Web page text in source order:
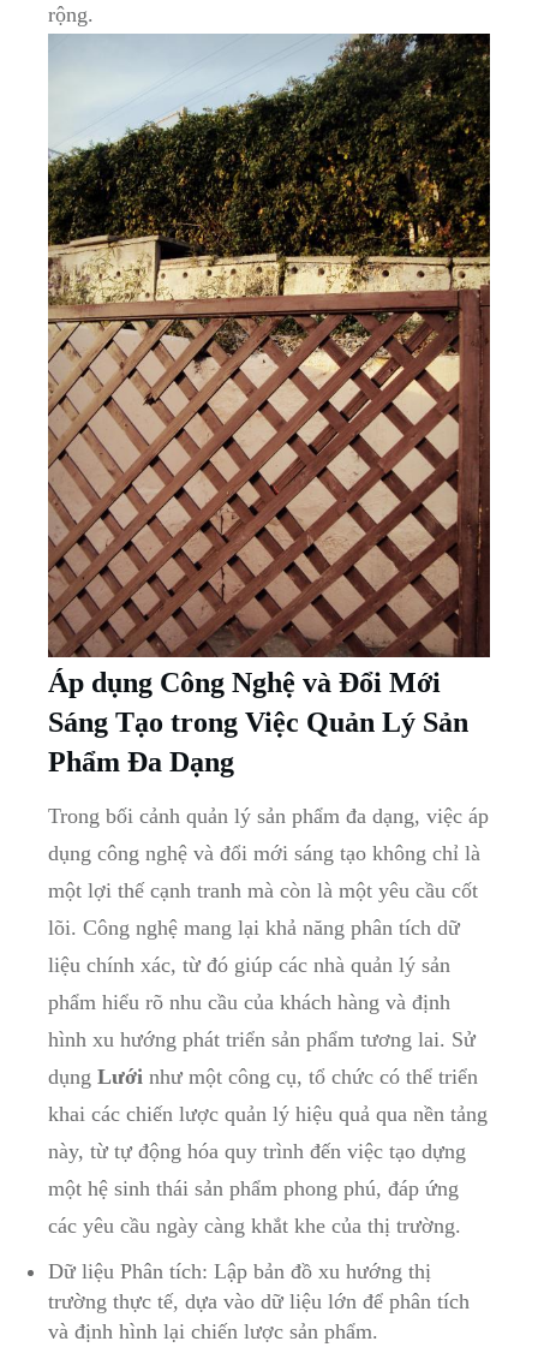
rộng.
Áp dụng​ Công Nghệ ⁤và Đổi ​Mới
Sáng⁤ Tạo ⁤trong ⁤Việc Quản Lý‍ Sản
Phẩm Đa Dạng
Trong bối cảnh quản lý sản ⁢phẩm đa dạng, ⁣việc ​áp
dụng công nghệ và đổi mới⁢ sáng tạo không chỉ là ​
một lợi thế cạnh tranh mà còn là một yêu cầu cốt
lõi.⁢ Công nghệ mang​ lại khả ‌năng phân tích dữ
⁣liệu chính xác, từ đó giúp⁣ các‍ nhà⁢ quản lý sản
phẩm hiểu rõ nhu cầu‌ của khách hàng và định
hình xu hướng phát triển sản phẩm tương lai. Sử
dụng Lưới như một công cụ, tổ chức có thể triển
khai các ⁤chiến lược quản‍ lý hiệu quả⁤ qua nền tảng
này,​ từ ⁤tự động ⁤hóa quy trình đến ​việc tạo dựng ​
một⁣ hệ⁤ sinh⁢ thái sản phẩm phong ​phú, đáp ⁤ứng
các yêu cầu ngày càng khắt⁢ khe của thị‍ trường.
Dữ liệu Phân tích:‍ Lập bản đồ xu hướng thị
⁤trường​ thực ‌tế, dựa vào dữ⁤ liệu lớn để phân ​tích
và định ⁣hình lại chiến lược sản phẩm.